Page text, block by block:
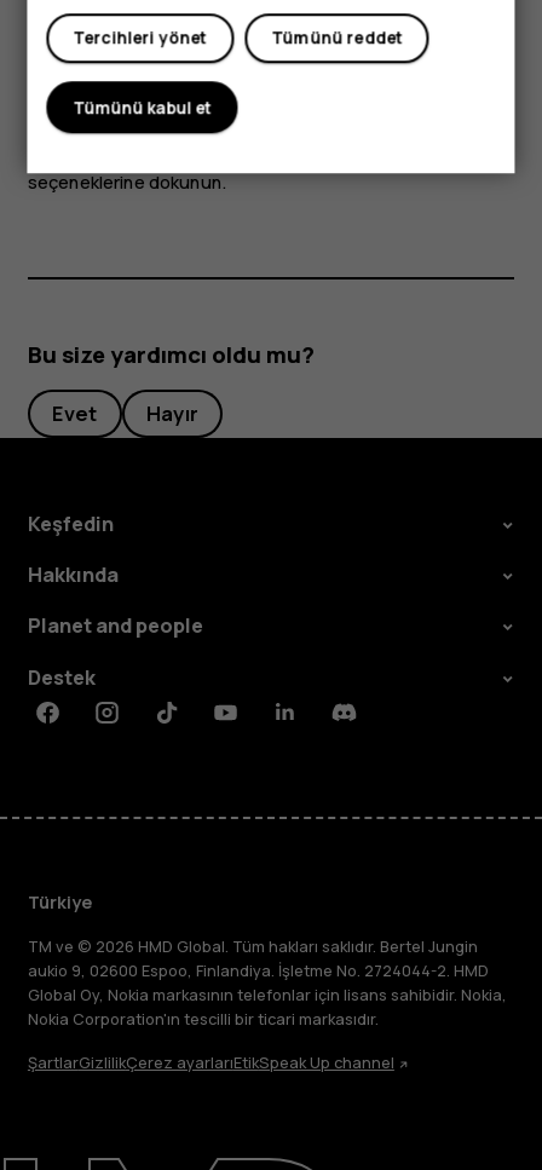
öğesine dokunun.
Google Play ile müzik, film veya kitaplar indirme
Google Play ile şarkılara, filmlere ve kitaplara erişebilirsiniz.
seçeneklerine dokunun.
Bu size yardımcı oldu mu?
Evet Hayır
Keşfedin
Hakkında
Planet and people
Destek
FacebookInstagramTiktokYoutubeLinkedinDiscord
Türkiye
TM ve © 2026 HMD Global. Tüm hakları saklıdır. Bertel Jungin
aukio 9, 02600 Espoo, Finlandiya. İşletme No. 2724044-2. HMD
Global Oy, Nokia markasının telefonlar için lisans sahibidir. Nokia,
Nokia Corporation'ın tescilli bir ticari markasıdır.
ŞartlarGizlilikÇerez ayarlarıEtikSpeak Up channel
Tümünü reddet
Tercihleri yönet
Tümünü kabul et